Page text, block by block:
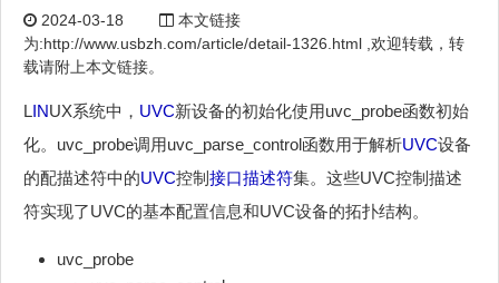
2024-03-18
本文链接
为:http://www.usbzh.com/article/detail-1326.html ,欢迎转载，转
载请附上本文链接。
LINUX系统中， UVC新设备的初始化使用uvc_probe函数初始
化。uvc_probe调用uvc_parse_control函数用于解析UVC设备
的配描述符中的UVC控制 接口描述符集。这些UVC控制描述
符实现了UVC的基本配置信息和UVC设备的拓扑结构。
uvc_probe